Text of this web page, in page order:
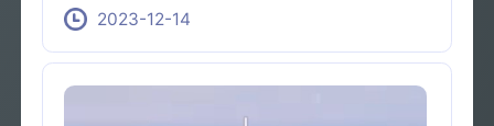
2023-12-14